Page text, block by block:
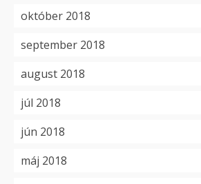
október 2018
september 2018
august 2018
júl 2018
jún 2018
máj 2018